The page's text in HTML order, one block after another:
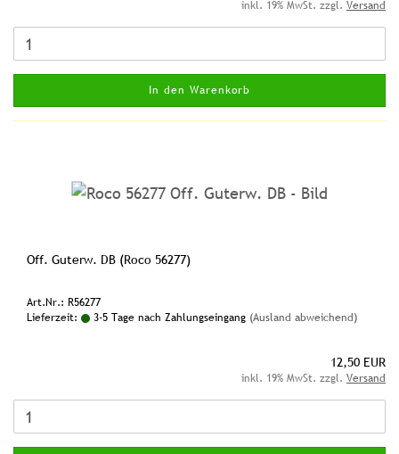
inkl. 19% MwSt. zzgl. Versand
In den Warenkorb
Off. Guterw. DB (Roco 56277)
Art.Nr.: R56277
Lieferzeit:
3-5 Tage nach Zahlungseingang (Ausland abweichend)
12,50 EUR
inkl. 19% MwSt. zzgl. Versand